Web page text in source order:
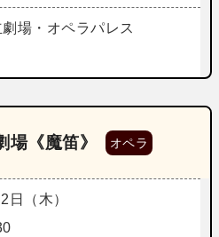
場・オペラパレス
《魔笛》 オペラ
日（木）